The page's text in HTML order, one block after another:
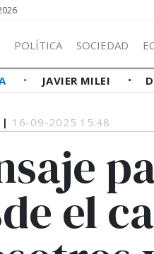
POLÍTICA SOCIEDAD
JAVIER MILEI
| 16-09-2025 15:48
el